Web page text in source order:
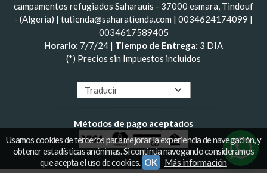
campamentos refugiados Saharauis - 37000 esmara, Tindouf
- (Algeria) | tutienda@saharatienda.com | 0034624174099 |
0034617589405
Horario: 7/7/24 | Tiempo de Entrega: 3 DIA
(*) Precios sin Impuestos incluidos
Métodos de pago aceptados
Usamos cookies de terceros para mejorar la experiencia de navegación, y
obtener estadísticas anónimas. Si continúa navegando consideramos
que acepta el uso de cookies. OK Más información